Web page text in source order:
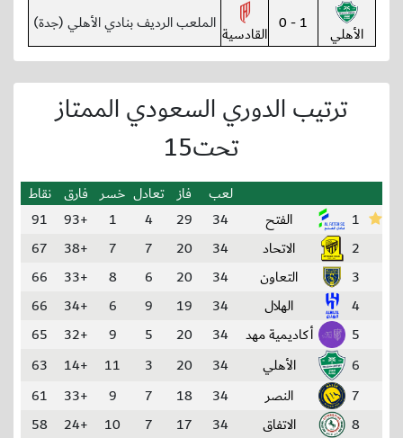
الأهلي 1 - 0 القادسية الملعب الرديف بنادي الأهلي (جدة)
ترتيب الدوري السعودي الممتاز
تحت15
لعب فاز تعادل خسر فارق نقاط
1
الفتح 34
29
4
1
+93
91
2
الاتحاد 34
20
7
7
+38
67
3
التعاون 34
20
6
8
+33
66
4
الهلال 34
19
9
6
+34
66
5
أكاديمية مهد 34
20
5
9
+32
65
6
الأهلي 34
20
3
11
+14
63
7
النصر 34
18
7
9
+33
61
8
الاتفاق 34
17
7
10
+24
58